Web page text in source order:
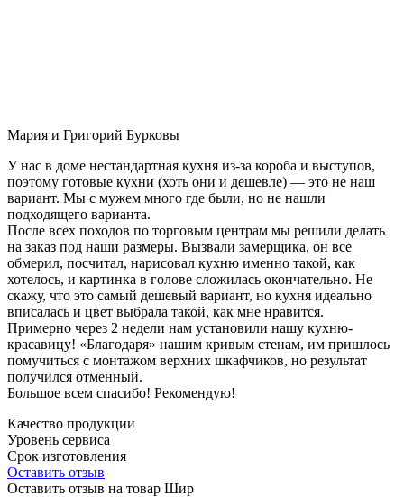
Мария и Григорий Бурковы
У нас в доме нестандартная кухня из-за короба и выступов,
поэтому готовые кухни (хоть они и дешевле) — это не наш
вариант. Мы с мужем много где были, но не нашли
подходящего варианта.
После всех походов по торговым центрам мы решили делать
на заказ под наши размеры. Вызвали замерщика, он все
обмерил, посчитал, нарисовал кухню именно такой, как
хотелось, и картинка в голове сложилась окончательно. Не
скажу, что это самый дешевый вариант, но кухня идеально
вписалась и цвет выбрала такой, как мне нравится.
Примерно через 2 недели нам установили нашу кухню-
красавицу! «Благодаря» нашим кривым стенам, им пришлось
помучиться с монтажом верхних шкафчиков, но результат
получился отменный.
Большое всем спасибо! Рекомендую!
Качество продукции
Уровень сервиса
Срок изготовления
Оставить отзыв
Оставить отзыв на товар Шир